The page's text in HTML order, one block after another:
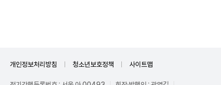
개인정보처리방침 청소년보호정책 사이트맵